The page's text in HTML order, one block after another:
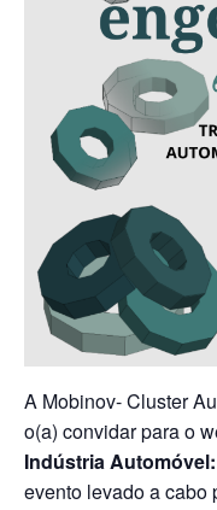
A Mobinov- Cluster
o(a) convidar para o
Indústria
evento levado a cabo